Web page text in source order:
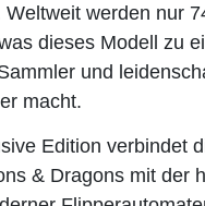
Weltweit werden nur
dieses Modell zu
und
macht.
Edition verbindet
& Dragons mit der